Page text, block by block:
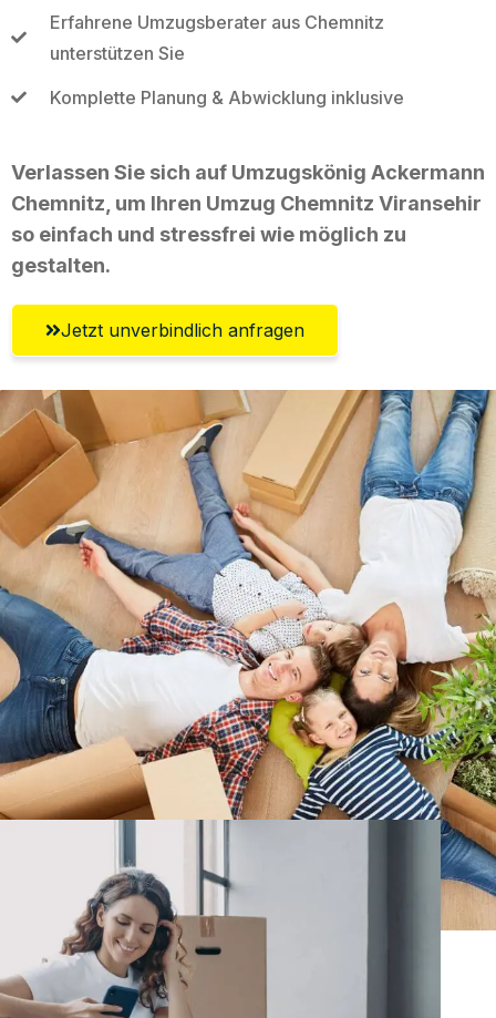
Erfahrene Umzugsberater aus Chemnitz
unterstützen Sie
Komplette Planung & Abwicklung inklusive
Verlassen Sie sich auf Umzugskönig Ackermann
Chemnitz, um Ihren Umzug Chemnitz Viransehir
so einfach und stressfrei wie möglich zu
gestalten.
Jetzt unverbindlich anfragen